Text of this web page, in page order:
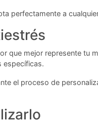
perfectamente a
que mejor represente tu
específicas.
el proceso de